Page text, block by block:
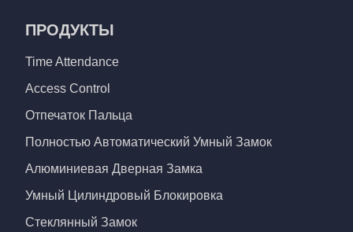
ПРОДУКТЫ
Time Attendance
Access Control
Отпечаток Пальца
Полностью Автоматический Умный Замок
Алюминиевая Дверная Замка
Умный Цилиндровый Блокировка
Стеклянный Замок